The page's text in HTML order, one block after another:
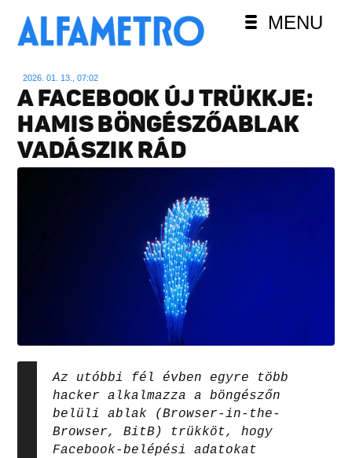
MENU
2026. 01. 13., 07:02
A FACEBOOK ÚJ TRÜKKJE:
HAMIS BÖNGÉSZŐABLAK
VADÁSZIK RÁD
Az utóbbi fél évben egyre több
hacker alkalmazza a böngészőn
belüli ablak (Browser-in-the-
Browser, BitB) trükköt, hogy
Facebook-belépési adatokat